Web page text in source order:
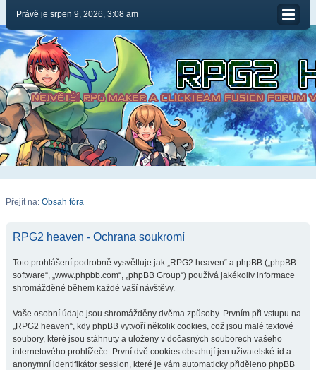
Právě je srpen 9, 2026, 3:08 am
Přejít na: Obsah fóra
RPG2 heaven - Ochrana soukromí
Toto prohlášení podrobně vysvětluje jak „RPG2 heaven“ a phpBB („phpBB
software“, „www.phpbb.com“, „phpBB Group“) používá jakékoliv informace
shromážděné během každé vaší návštěvy.
Vaše osobní údaje jsou shromážděny dvěma způsoby. Prvním při vstupu na
„RPG2 heaven“, kdy phpBB vytvoří několik cookies, což jsou malé textové
soubory, které jsou stáhnuty a uloženy v dočasných souborech vašeho
internetového prohlížeče. První dvě cookies obsahují jen uživatelské-id a
anonymní identifikátor session, které je vám automaticky přiděleno phpBB